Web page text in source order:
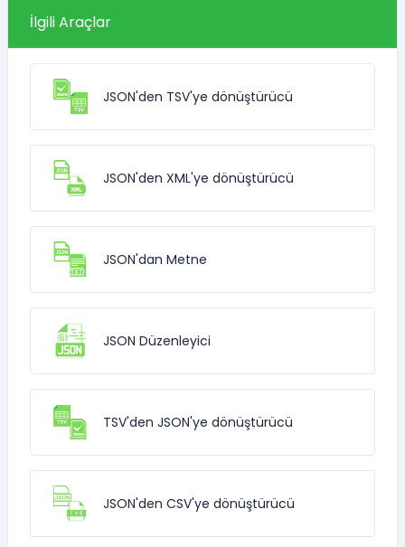
İlgili Araçlar
JSON'den TSV'ye dönüştürücü
JSON'den XML'ye dönüştürücü
JSON'dan Metne
JSON Düzenleyici
TSV'den JSON'ye dönüştürücü
JSON'den CSV'ye dönüştürücü